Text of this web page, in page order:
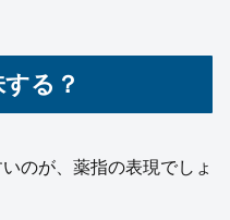
る？
のが、薬指の表現でしょ